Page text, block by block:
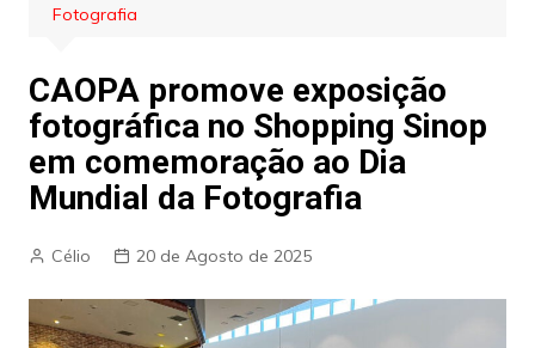
Fotografia
CAOPA promove exposição
fotográfica no Shopping Sinop
em comemoração ao Dia
Mundial da Fotografia
Célio 20 de Agosto de 2025